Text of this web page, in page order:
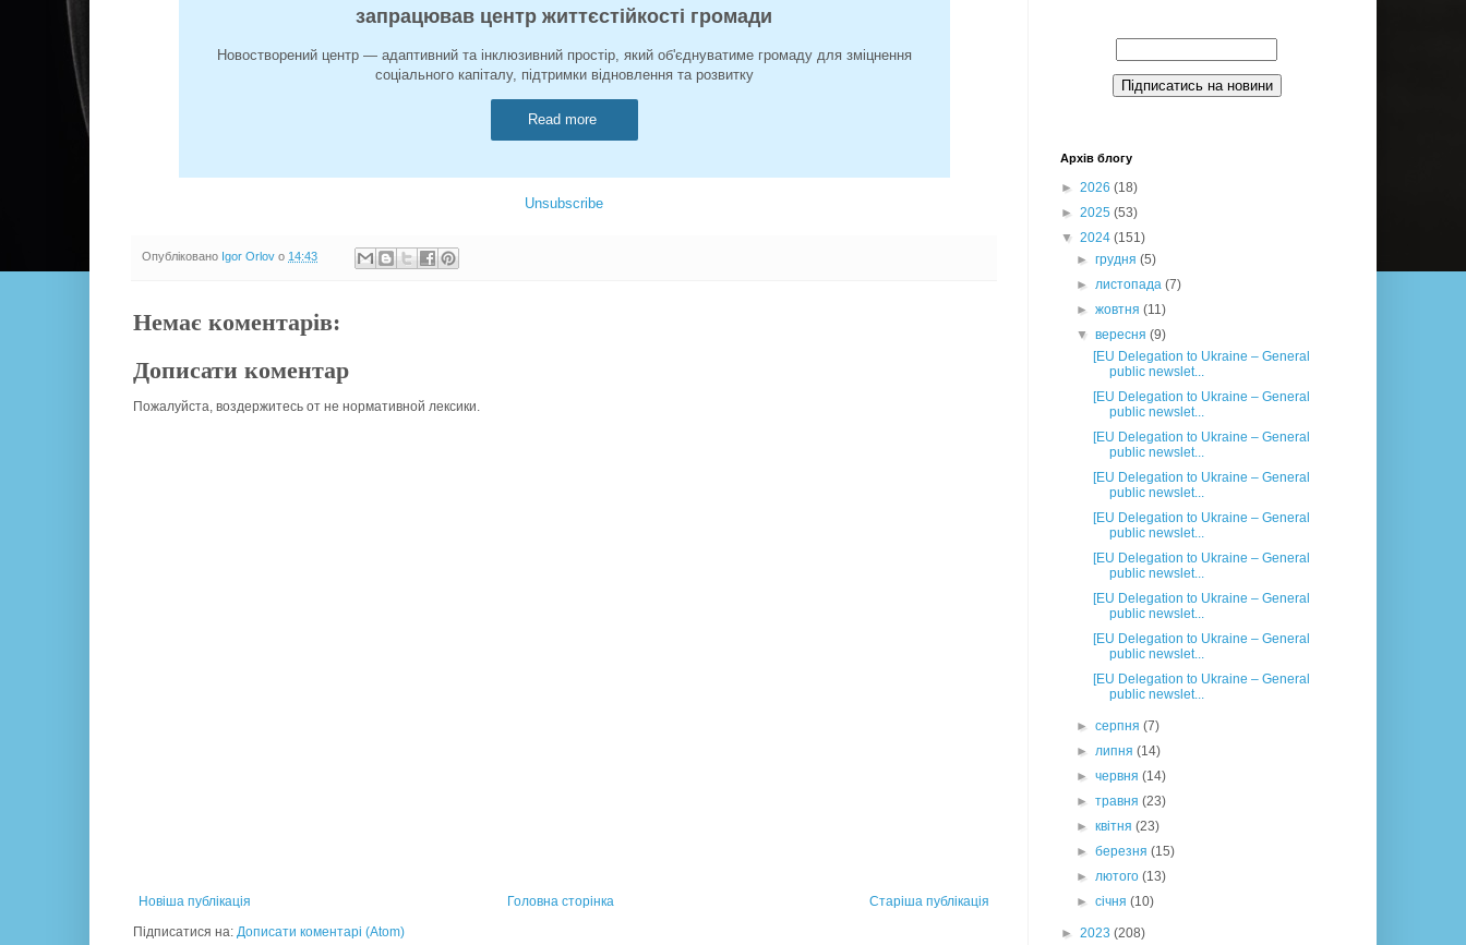
запрацював центр життєстійкості громади
Новостворений центр — адаптивний та інклюзивний простір, який об'єднуватиме громаду для зміцнення
соціального капіталу, підтримки відновлення та розвитку
Read more
Unsubscribe
Опубліковано Igor Orlov о 14:43
Немає коментарів:
Дописати коментар
Пожалуйста, воздержитесь от не нормативной лексики.
Новіша публікація Старіша публікація
Головна сторінка
Підписатися на: Дописати коментарі (Atom)
Архів блогу
► 2026 (18)
► 2025 (53)
▼ 2024 (151)
►грудня(5)
►листопада(7)
►жовтня(11)
▼вересня(9)
[EU Delegation to Ukraine – General
public newslet...
[EU Delegation to Ukraine – General
public newslet...
[EU Delegation to Ukraine – General
public newslet...
[EU Delegation to Ukraine – General
public newslet...
[EU Delegation to Ukraine – General
public newslet...
[EU Delegation to Ukraine – General
public newslet...
[EU Delegation to Ukraine – General
public newslet...
[EU Delegation to Ukraine – General
public newslet...
[EU Delegation to Ukraine – General
public newslet...
►серпня(7)
►липня(14)
►червня(14)
►травня(23)
►квітня(23)
►березня(15)
►лютого(13)
►січня(10)
► 2023 (208)